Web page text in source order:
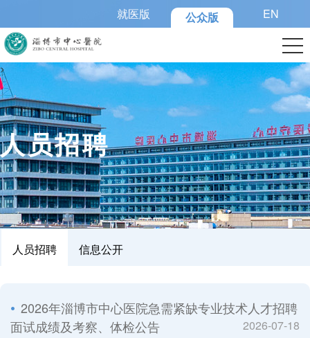
就医版 公众版 EN
>
人员招聘
人员招聘 信息公开
2026年淄博市中心医院急需紧缺专业技术人才招聘
面试成绩及考察、体检公告
2026-07-18